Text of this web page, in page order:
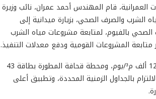
قام المهندس أحمد عمران، نائب وزيرة
الشرب والصرف الصحي، بزيارة ميدانية إلى
بالفيوم، لمتابعة مشروعات مياه الشرب
المشروعات القومية ودفع معدلات التنفيذ.
وشملت الجولة تفقد محطة مياه شرب العزب الجديدة – المرحلة الثالثة بطاقة 120 ألف م³/يوم، ومحطة قحافة المطورة بطاقة 43
بالجداول الزمنية المحددة، وتطبيق أعلى